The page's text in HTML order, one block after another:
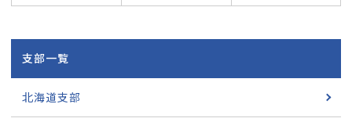
支部一覧
北海道支部